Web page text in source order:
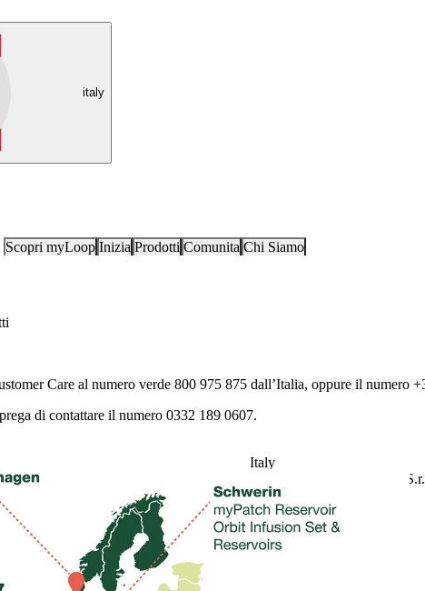
italy
Scopri myLoop Inizia Prodotti Comunita Chi Siamo
Care al numero verde 800 975 875 dall’Italia, oppure il numero
di contattare il numero 0332 189 0607.
Italy
mylife Diabetes Care Italia
Via Bizzozero, 11
21100 Varese